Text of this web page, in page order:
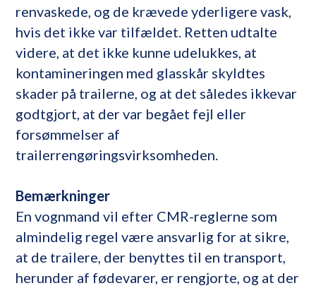
renvaskede, og de krævede yderligere vask,
hvis det ikke var tilfældet. Retten udtalte
videre, at det ikke kunne udelukkes, at
kontamineringen med glasskår skyldtes
skader på trailerne, og at det således ikkevar
godtgjort, at der var begået fejl eller
forsømmelser af
trailerrengøringsvirksomheden.
Bemærkninger
En vognmand vil efter CMR-reglerne som
almindelig regel være ansvarlig for at sikre,
at de trailere, der benyttes til en transport,
herunder af fødevarer, er rengjorte, og at der